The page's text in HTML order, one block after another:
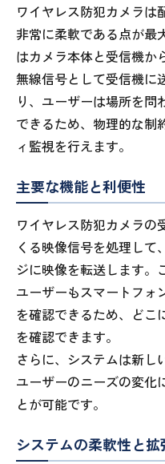
ワイヤレス防犯カメラは
非常に柔軟である点が最
はカメラ本体と受信機か
無線信号として受信機に
り、ユーザーは場所を
できるため、物理的な制
ィ監視を行えます。
主要な機能と利便性
ワイヤレス防犯カメラの
くる映像信号を処理して
ジに映像を転送します。
ユーザーもスマートフォ
を確認できるため、どこ
を確認できます。
さらに、システムは新し
ユーザーのニーズの変化
とが可能です。
システムの柔軟性と拡